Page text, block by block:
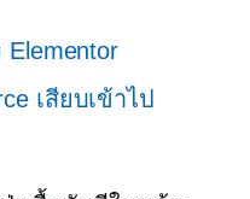
Elementor
เสียบเข้าไป